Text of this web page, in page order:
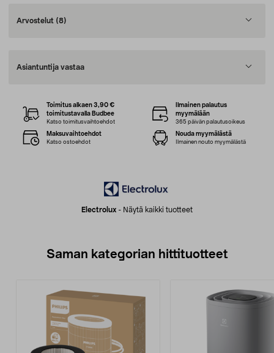
Arvostelut (8)
Asiantuntija vastaa
Electrolux - Näytä kaikki tuotteet
Toimitus alkaen 3,90 €
toimitustavalla Budbee
Katso toimitusvaihtoehdot
Ilmainen palautus
myymälään
365 päivän palautusoikeus
Maksuvaihtoehdot
Katso ostoehdot
Nouda myymälästä
Ilmainen nouto myymälästä
Saman kategorian hittituotteet